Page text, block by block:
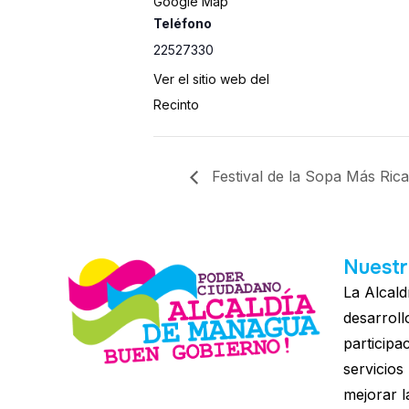
Teléfono
22527330
Ver el sitio web del
Recinto
Festival de la Sopa Más
La
servicios
mejorar